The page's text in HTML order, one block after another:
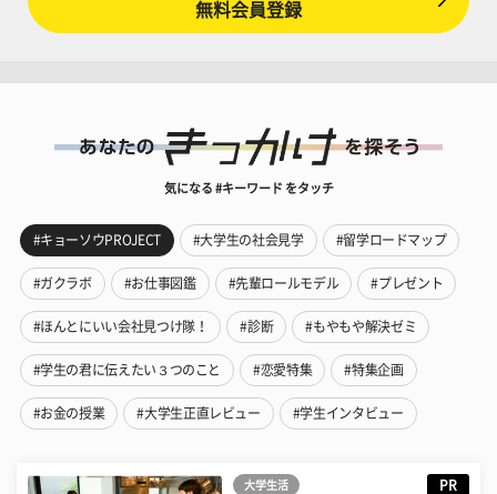
無料会員登録
気になる #キーワード をタッチ
#キョーソウPROJECT #大学生の社会見学 #留学ロードマップ
#ガクラボ #お仕事図鑑 #先輩ロールモデル #プレゼント
#ほんとにいい会社見つけ隊！ #診断 #もやもや解決ゼミ
#学生の君に伝えたい３つのこと #恋愛特集 #特集企画
#お金の授業 #大学生正直レビュー #学生インタビュー
大学生活 PR